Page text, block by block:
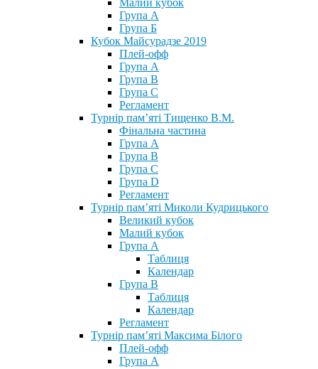
Малий кубок
Група А
Група Б
Кубок Майсурадзе 2019
Плей-офф
Група А
Група В
Група С
Регламент
Турнір пам’яті Тищенко В.М.
Фінальна частина
Група А
Група В
Група С
Група D
Регламент
Турнір пам’яті Миколи Кудрицького
Великий кубок
Малий кубок
Група А
Таблиця
Календар
Група В
Таблиця
Календар
Регламент
Турнір пам’яті Максима Білого
Плей-офф
Група А